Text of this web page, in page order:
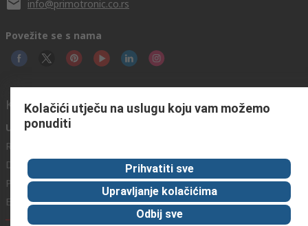
info@primotronic.co.rs
Povežite se s nama
Korisni linkovi
Usluge
Registrirajte
Delivery
Payment
Export
RS u svijetu
Korporacija
ESG
Proizvodnja
Kolačići utječu na uslugu koju vam možemo
ponuditi
Prihvatiti sve
Upravljanje kolačićima
Odbij sve